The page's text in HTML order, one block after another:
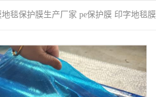
毯保护膜生产厂家 pe保护膜 印字地毯膜